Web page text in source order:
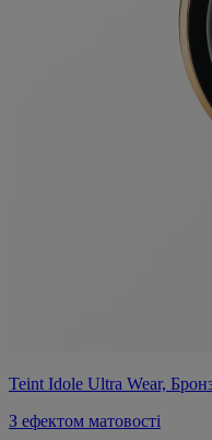
Teint Idole Ultra Wear,
З ефектом матовості